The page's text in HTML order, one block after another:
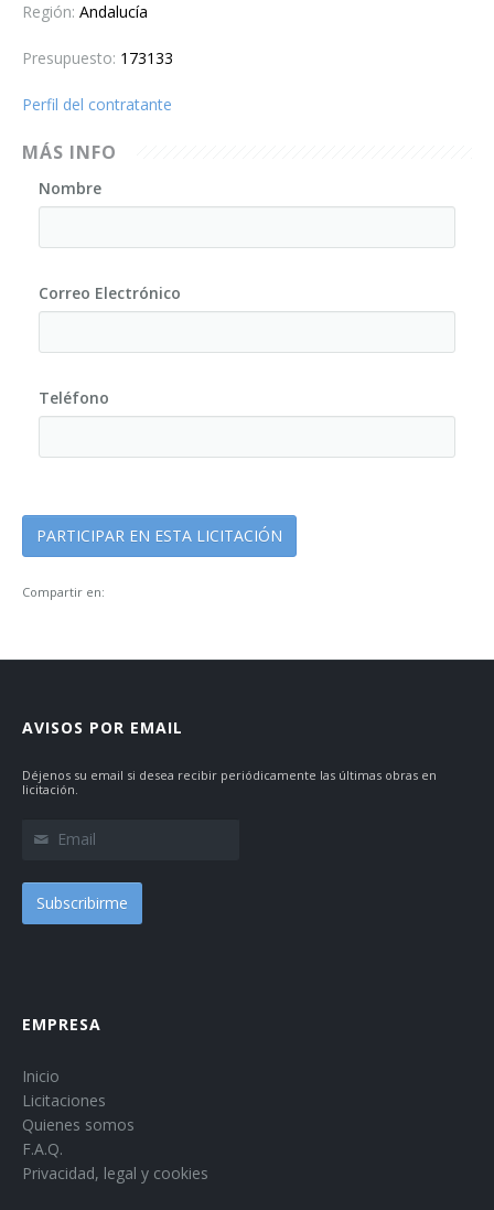
Región: Andalucía
Presupuesto: 173133
Perfil del contratante
MÁS INFO
Nombre
Correo Electrónico
Teléfono
Compartir en:
AVISOS POR EMAIL
Déjenos su email si desea recibir periódicamente las últimas obras en
licitación.
Subscribirme
EMPRESA
Inicio
Licitaciones
Quienes somos
F.A.Q.
Privacidad, legal y cookies